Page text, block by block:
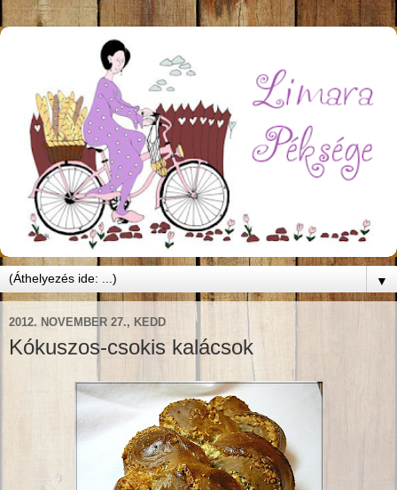
▼
2012. NOVEMBER 27., KEDD
Kókuszos-csokis kalácsok